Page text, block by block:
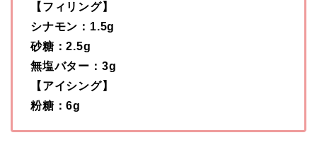
【フィリング】
シナモン：1.5g
砂糖：2.5g
無塩バター：3g
【アイシング】
粉糖：6g